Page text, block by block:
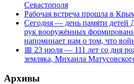
Севастополя
Рабочая встреча прошла в
Сегодня — день памяти детей
рук вооружённых
напоминает нам о том, что
📅 23 июля — 111 лет со дня
земляка, Михаила
Архивы